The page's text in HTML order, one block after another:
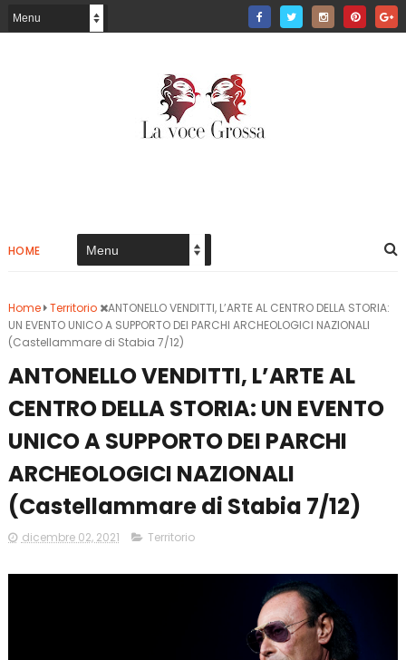
HOME
Home Territorio
ANTONELLO VENDITTI, L’ARTE AL CENTRO DELLA STORIA:
UN EVENTO UNICO A SUPPORTO DEI PARCHI ARCHEOLOGICI NAZIONALI
(Castellammare di Stabia 7/12)
ANTONELLO VENDITTI, L’ARTE AL
CENTRO DELLA STORIA: UN EVENTO
UNICO A SUPPORTO DEI PARCHI
ARCHEOLOGICI NAZIONALI
(Castellammare di Stabia 7/12)
dicembre 02, 2021 Territorio